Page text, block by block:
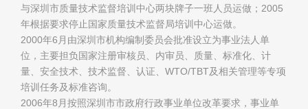
与深圳市质量技术监督培训中心两块牌子一班人员运做；2005
年根据要求停止国家质量技术监督局培训中心运做。
2000年6月由深圳市机构编制委员会批准设立为事业法人单
位，主要担负国家注册审核员、内审员、质量、标准化、计
量、安全技术、技术监督、认证、WTO/TBT及相关管理等专项
培训任务及标准咨询。
2006年8月按照深圳市市政府行政事业单位改革要求，事业单